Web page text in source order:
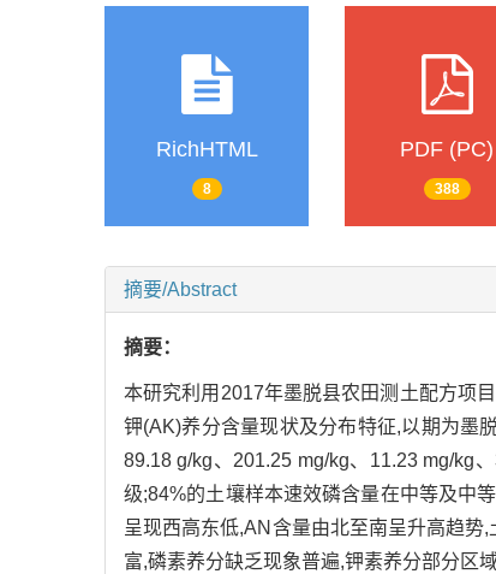
RichHTML
8
PDF (PC)
388
摘要/Abstract
摘要：
本研究利用2017年墨脱县农田测土配方项
钾(AK)养分含量现状及分布特征,以期为墨
89.18 g/kg、201.25 mg/kg、11.23 mg/kg
级;84%的土壤样本速效磷含量在中等及中
呈现西高东低,AN含量由北至南呈升高趋
富,磷素养分缺乏现象普遍,钾素养分部分区